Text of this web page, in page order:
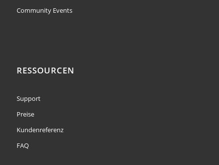
Community Events
RESSOURCEN
Support
Preise
Kundenreferenz
FAQ